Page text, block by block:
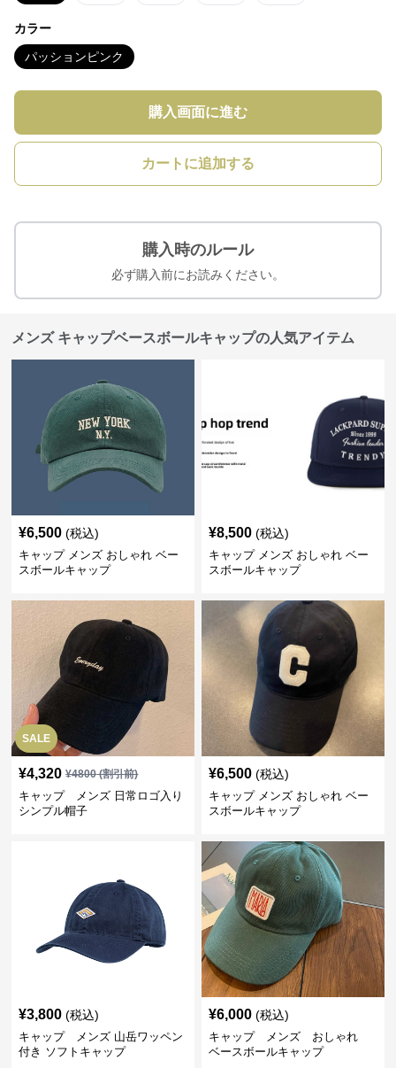
カラー
パッションピンク
購入画面に進む
カートに追加する
購入時のルール
必ず購入前にお読みください。
メンズ キャップベースボールキャップの人気アイテム
¥6,500 (税込)
キャップ メンズ おしゃれ ベー
スボールキャップ
¥8,500 (税込)
キャップ メンズ おしゃれ ベー
スボールキャップ
SALE
¥4,320 ¥4800(割引前)
キャップ メンズ 日常ロゴ入り
シンプル帽子
¥6,500 (税込)
キャップ メンズ おしゃれ ベー
スボールキャップ
¥3,800 (税込)
キャップ メンズ 山岳ワッペン
付き ソフトキャップ
¥6,000 (税込)
キャップ メンズ おしゃれ
ベースボールキャップ